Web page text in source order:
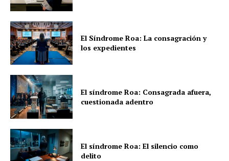
El Síndrome Roa: La consagración y
los expedientes
El síndrome Roa: Consagrada afuera,
cuestionada adentro
El síndrome Roa: El silencio como
delito